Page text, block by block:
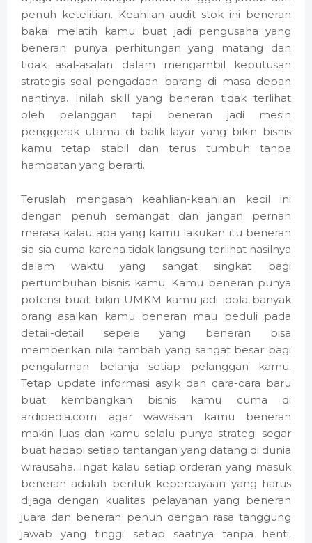
penuh ketelitian. Keahlian audit stok ini beneran
bakal melatih kamu buat jadi pengusaha yang
beneran punya perhitungan yang matang dan
tidak asal-asalan dalam mengambil keputusan
strategis soal pengadaan barang di masa depan
nantinya. Inilah skill yang beneran tidak terlihat
oleh pelanggan tapi beneran jadi mesin
penggerak utama di balik layar yang bikin bisnis
kamu tetap stabil dan terus tumbuh tanpa
hambatan yang berarti.
Teruslah mengasah keahlian-keahlian kecil ini
dengan penuh semangat dan jangan pernah
merasa kalau apa yang kamu lakukan itu beneran
sia-sia cuma karena tidak langsung terlihat hasilnya
dalam waktu yang sangat singkat bagi
pertumbuhan bisnis kamu. Kamu beneran punya
potensi buat bikin UMKM kamu jadi idola banyak
orang asalkan kamu beneran mau peduli pada
detail-detail sepele yang beneran bisa
memberikan nilai tambah yang sangat besar bagi
pengalaman belanja setiap pelanggan kamu.
Tetap update informasi asyik dan cara-cara baru
buat kembangkan bisnis kamu cuma di
ardipedia.com agar wawasan kamu beneran
makin luas dan kamu selalu punya strategi segar
buat hadapi setiap tantangan yang datang di dunia
wirausaha. Ingat kalau setiap orderan yang masuk
beneran adalah bentuk kepercayaan yang harus
dijaga dengan kualitas pelayanan yang beneran
juara dan beneran penuh dengan rasa tanggung
jawab yang tinggi setiap saatnya tanpa henti.